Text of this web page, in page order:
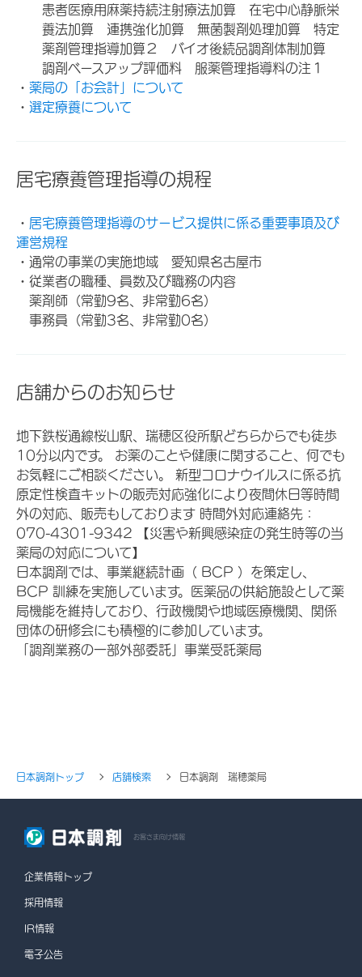
患者医療用麻薬持続注射療法加算 在宅中心静脈栄
養法加算 連携強化加算 無菌製剤処理加算 特定
薬剤管理指導加算２ バイオ後続品調剤体制加算
調剤ベースアップ評価料 服薬管理指導料の注１
・ 薬局の「お会計」について
・ 選定療養について
居宅療養管理指導の規程
・ 居宅療養管理指導のサービス提供に係る重要事項及び
運営規程
・通常の事業の実施地域 愛知県名古屋市
・従業者の職種、員数及び職務の内容
薬剤師（常勤9名、非常勤6名）
事務員（常勤3名、非常勤0名）
店舗からのお知らせ
地下鉄桜通線桜山駅、瑞穂区役所駅どちらからでも徒歩
10分以内です。 お薬のことや健康に関すること、何でも
お気軽にご相談ください。 新型コロナウイルスに係る抗
原定性検査キットの販売対応強化により夜間休日等時間
外の対応、販売もしております 時間外対応連絡先：
070-4301-9342 【災害や新興感染症の発生時等の当
薬局の対応について】
日本調剤では、事業継続計画（ BCP ）を策定し、
BCP 訓練を実施しています。医薬品の供給施設として薬
局機能を維持しており、行政機関や地域医療機関、関係
団体の研修会にも積極的に参加しています。
「調剤業務の一部外部委託」事業受託薬局
日本調剤トップ 店舗検索 日本調剤 瑞穂薬局
お客さま向け情報
企業情報トップ
採用情報
IR情報
電子公告